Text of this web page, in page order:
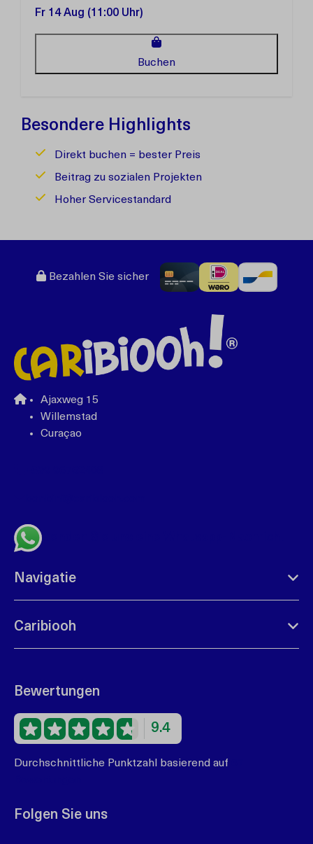
Fr 14 Aug (11:00 Uhr)
Buchen
Besondere Highlights
Direkt buchen = bester Preis
Beitrag zu sozialen Projekten
Hoher Servicestandard
Bezahlen Sie sicher
Ajaxweg 15
Willemstad
Curaçao
Navigatie
Caribiooh
Bewertungen
9.4
Durchschnittliche Punktzahl basierend auf
Folgen Sie uns